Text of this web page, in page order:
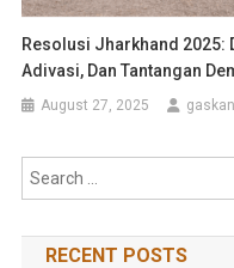
Resolusi Jharkhand 2025:
Adivasi, Dan Tantangan
August 27, 2025
RECENT POSTS